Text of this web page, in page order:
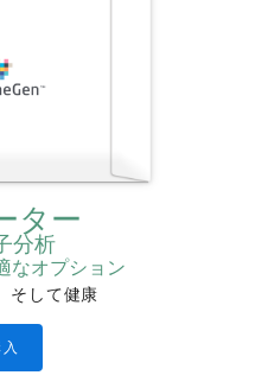
ター
分析
なオプション
そして健康